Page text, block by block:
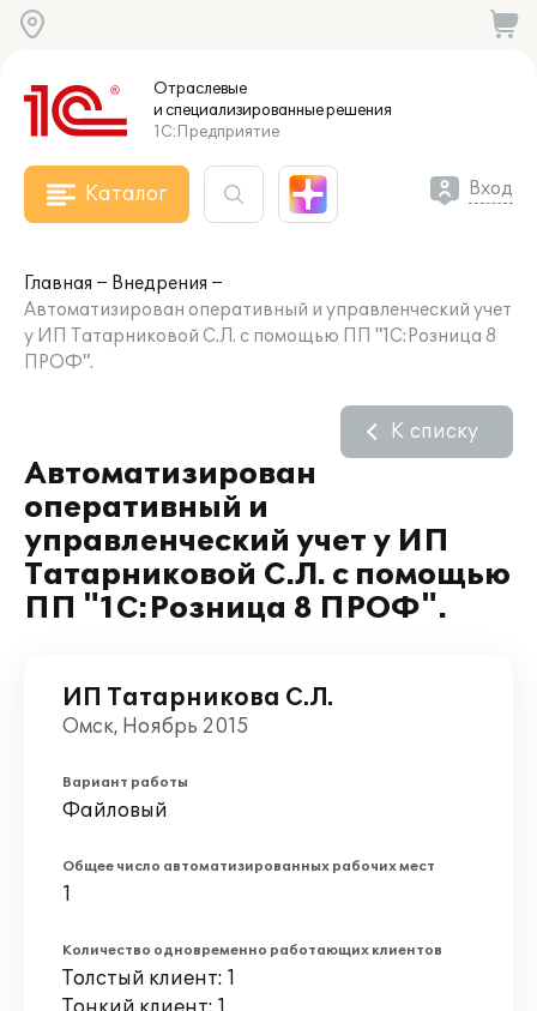
Отраслевые
и специализированныерешения
1С:Предприятие
Каталог Вход
Главная
Внедрения
Автоматизирован оперативный и управленческий учет
у ИП Татарниковой С.Л. с помощью ПП "1С:Розница 8
ПРОФ".
Автоматизирован
оперативный и
управленческий учет у ИП
Татарниковой С.Л. с помощью
ПП "1С:Розница 8 ПРОФ".
К списку
ИП Татарникова С.Л.
Омск, Ноябрь 2015
Вариант работы
Файловый
Общее число автоматизированных рабочих мест
1
Количество одновременно работающих клиентов
Толстый клиент: 1